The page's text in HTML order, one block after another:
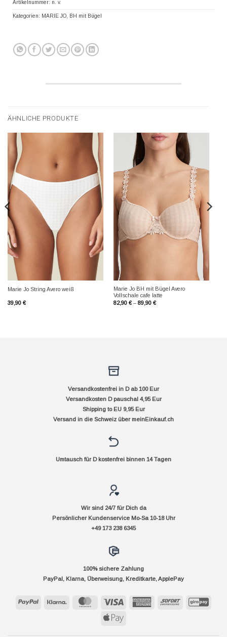
Artikelnummer: n. v.
Kategorien: MARIE JO, BH mit Bügel
ÄHNLICHE PRODUKTE
Marie Jo String Avero weiß
39,90 €
Marie Jo BH mit Bügel Avero
Vollschale cafe latte
82,90 €– 89,90 €
Versandkostenfrei in D ab 100 Eur
Versandkosten D pauschal 4,95 Eur
Shipping to EU 9,95 Eur
Versand in die Schweiz über meinEinkauf.ch
Umtausch für D kostenfrei binnen 14 Tagen
Wir sind 24/7 für Dich da
Persönlicher Kundenservice Mo-Sa 10-18 Uhr
+49 173 238 6345
100% sichere Zahlung
PayPal, Klarna, Überweisung, Kreditkarte, ApplePay
PayPal Klarna MasterCard Visa
AmericanSofort
Apple